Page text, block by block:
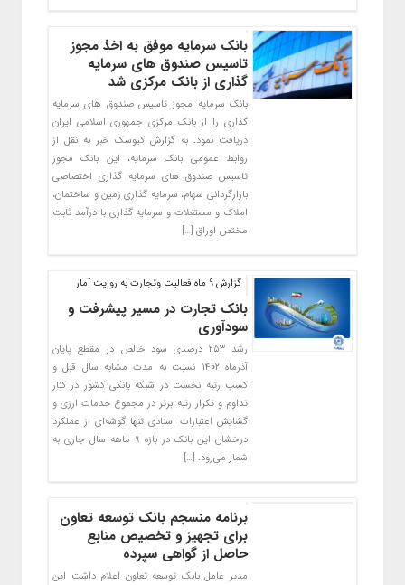
بانک سرمایه موفق به اخذ مجوز
تاسیس صندوق های سرمایه
گذاری از بانک مرکزی شد
بانک سرمایه مجوز تاسیس صندوق های سرمایه
گذاری را از بانک مرکزی جمهوری اسلامی ایران
دریافت نمود. به گزارش کیوسک خبر به نقل از
روابط عمومی بانک سرمایه، این بانک مجوز
تاسیس صندوق های سرمایه گذاری اختصاصی
بازارگردانی سهام، سرمایه گذاری زمین و ساختمان،
املاک و مستغلات و سرمایه گذاری با درآمد ثابت
مختص اوراق […]
گزارش 9 ماه فعالیت وتجارت به روایت آمار
بانک تجارت در مسیر پیشرفت و
سودآوری
رشد ۲۵۳ درصدی سود خالص در مقطع پایان
آذرماه ۱۴۰۲ نسبت به مدت مشابه سال قبل و
کسب رتبه نخست در شبکه بانکی کشور در کنار
تداوم و تکرار رتبه برتر در مجموع خدمات ارزی و
گشایش اعتبارات اسنادی تنها گوشه‌ای از عملکرد
درخشان این بانک در بازه ۹ ماهه سال جاری به
شمار می‌رود. […]
برنامه منسجم بانک توسعه تعاون
برای تجهیز و تخصیص منابع
حاصل از گواهی سپرده
مدیر عامل بانک توسعه تعاون اعلام داشت این